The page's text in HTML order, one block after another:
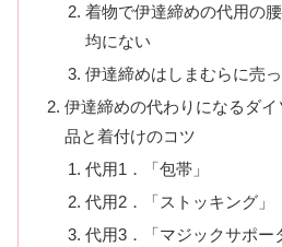
着物で伊達締めの代用の
均にない
伊達締めはしまむらに売
伊達締めの代わりになるダ
品と着付けのコツ
代用1．「包帯」
代用2．「ストッキング」
代用3．「マジックサポー